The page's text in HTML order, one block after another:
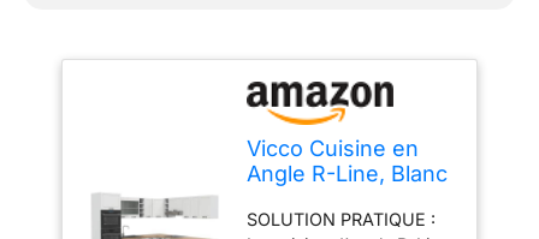
Vicco Cuisine en
Angle R-Line, Blanc
247 x 237 cm
SOLUTION PRATIQUE :